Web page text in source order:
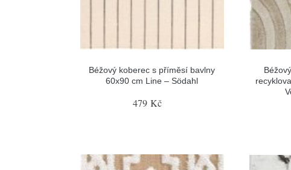
Béžový koberec s příměsí bavlny
60x90 cm Line – Södahl
479 Kč